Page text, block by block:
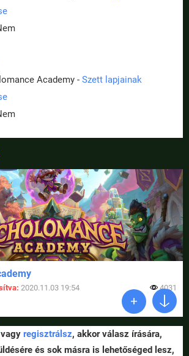
Academy - Szett lapjainak
2020.11.03 19:54 4031
regisztrálsz, akkor válasz írására,
és sok másra is lehetőséged lesz,